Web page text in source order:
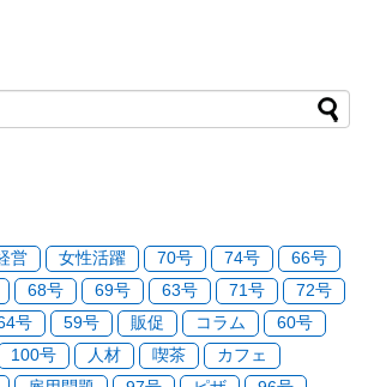
営 女性活躍 70号 74号
66号
68号 69号 63号 71号
72号
号 59号 販促 コラム
60号
100号 人材 喫茶
カフェ